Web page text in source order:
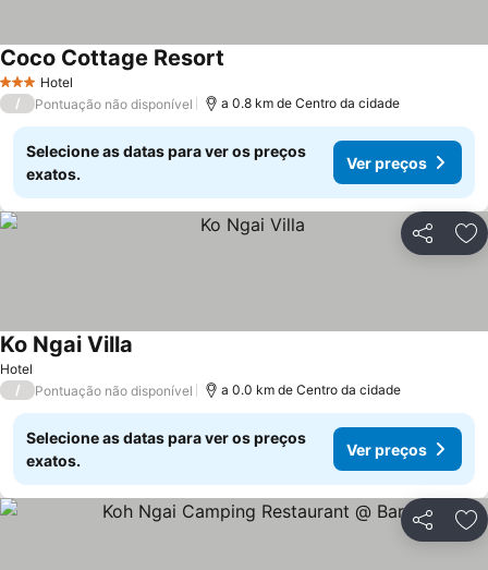
3 EstrelasHotel
Coco Cottage Resort
/ Pontuação não disponível a 0.8 km de Centro da cidade
Selecione as datas para ver os preços
exatos.
Ver preços
Partilhar
Hotel
Ko Ngai Villa
/ Pontuação não disponível a 0.0 km de Centro da cidade
Selecione as datas para ver os preços
exatos.
Ver preços
Partilhar